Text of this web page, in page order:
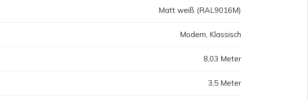
Matt weiß (RAL9016M)
Modern, Klassisch
8,03 Meter
3,5 Meter